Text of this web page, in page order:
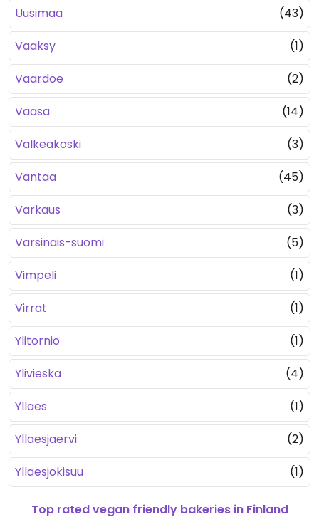
Uusimaa
(43)
Vaaksy
(1)
Vaardoe
(2)
Vaasa
(14)
Valkeakoski
(3)
Vantaa
(45)
Varkaus
(3)
Varsinais-suomi
(5)
Vimpeli
(1)
Virrat
(1)
Ylitornio
(1)
Ylivieska
(4)
Yllaes
(1)
Yllaesjaervi
(2)
Yllaesjokisuu
(1)
Top rated vegan friendly bakeries in Finland